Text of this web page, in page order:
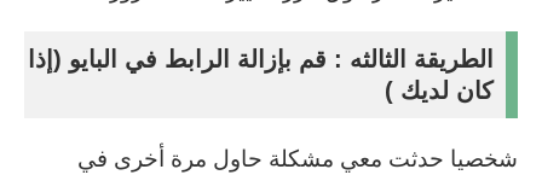
الطريقة الثالثه : قم بإزالة الرابط في البايو (إذا
كان لديك )
شخصيا حدثت معي مشكلة حاول مرة أخرى في